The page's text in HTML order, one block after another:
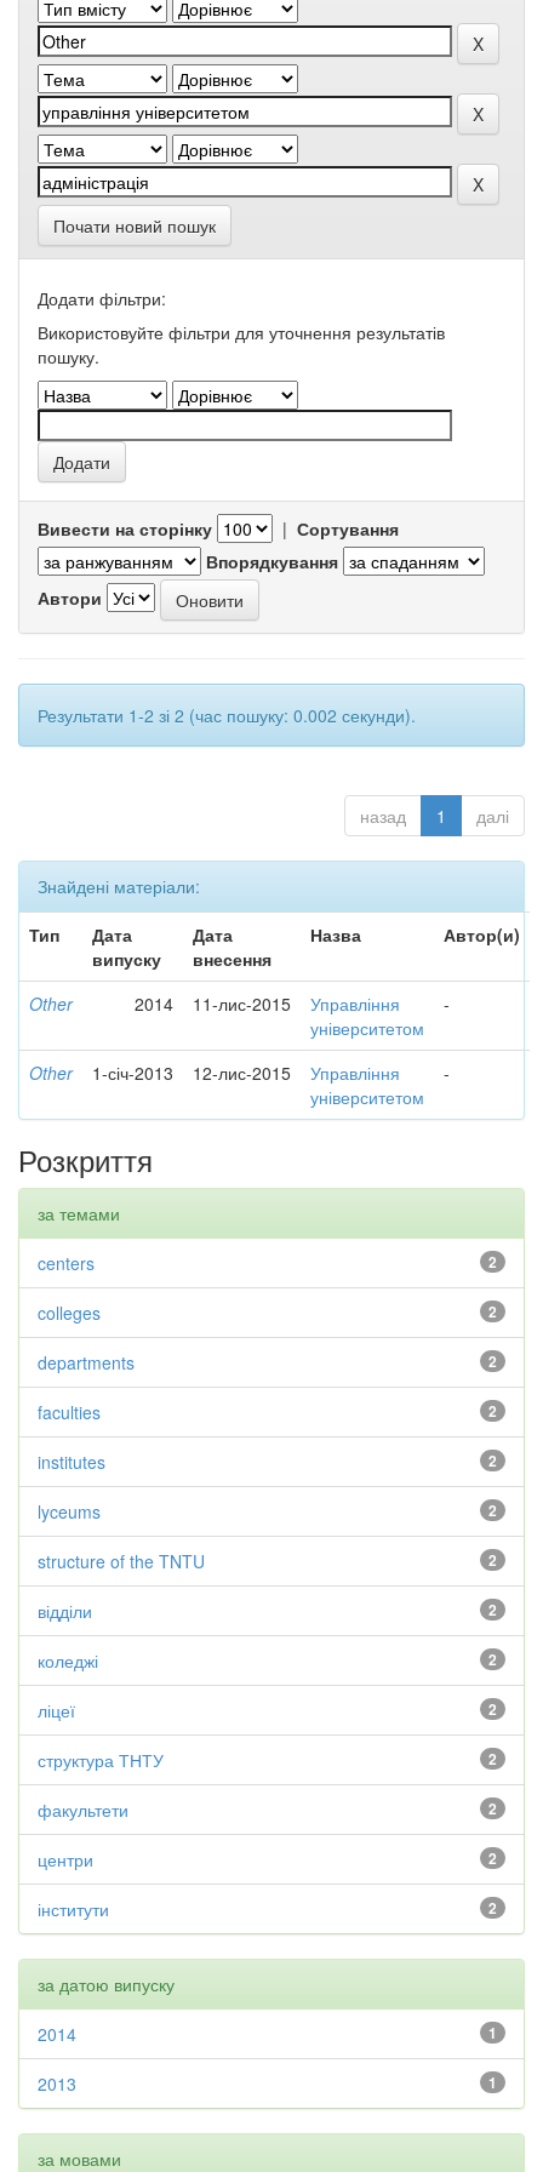
Почати новий пошук
Додати фільтри:
Використовуйте фільтри для уточнення результатів
пошуку.
Вивести на сторінку | Сортування
Впорядкування
Автори
Результати 1-2 зі 2 (час пошуку: 0.002 секунди).
назад 1 далі
Знайдені матеріали:
Тип
Дата
випуску
Дата
внесення
Назва Автор(и)
Other 2014 11-лис-2015
Управління
університетом
-
Other 1-січ-2013 12-лис-2015
Управління
університетом
-
Розкриття
за темами
2
centers
2
colleges
2
departments
2
faculties
2
institutes
2
lyceums
2
structure of the TNTU
2
відділи
2
коледжі
2
ліцеї
2
структура ТНТУ
2
факультети
2
центри
2
інститути
за датою випуску
1
2014
1
2013
за мовами